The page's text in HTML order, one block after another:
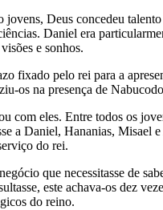
jovens, Deus concedeu
Daniel era
e sonhos.
fixado pelo rei para a
os na presença de
com eles. Entre todos os
a Daniel, Hananias, Misael
do rei.
que necessitasse de
este achava-os dez
do reino.